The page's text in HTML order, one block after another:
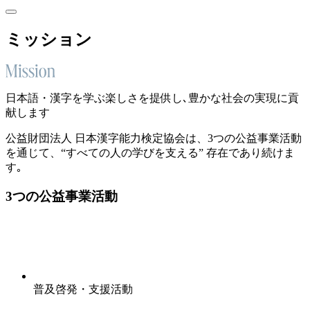
ミッション
日本語・漢字を学ぶ楽しさを提供し､豊かな社会の実現に貢
献します
公益財団法人 日本漢字能力検定協会は、3つの公益事業活動
を通じて、“すべての人の学びを支える” 存在であり続けま
す｡
3つの公益事業活動
普及啓発・支援活動